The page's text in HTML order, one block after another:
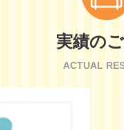
実績の
ACTUAL